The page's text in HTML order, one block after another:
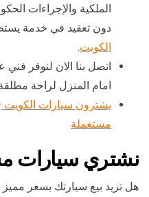
الملكية والإجراءات
دون تعقيد في خدمة
الكويت.
اتصل بنا الان لنوفر فني
امام المنزل لراحة
يشترون سيارات الكويت
مستعملة
نشتري سيارات
هل تريد بيع سيارتك بسعر مميز